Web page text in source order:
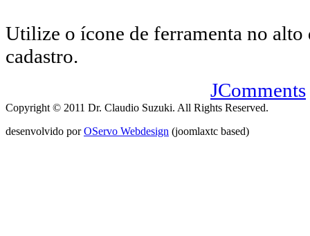
Utilize o ícone de ferramenta no alto
cadastro.
JComments
Copyright © 2011 Dr. Claudio Suzuki. All Rights Reserved.
desenvolvido porOServo Webdesign (joomlaxtc based)